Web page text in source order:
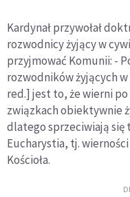
Kardynał przywołał
rozwodnicy żyjący w
przyjmować Komunii: -
rozwodników żyjących
red.] jest to, że wierni
związkach obiektywnie
dlatego sprzeciwiają
Eucharystia, tj.
Kościoła.